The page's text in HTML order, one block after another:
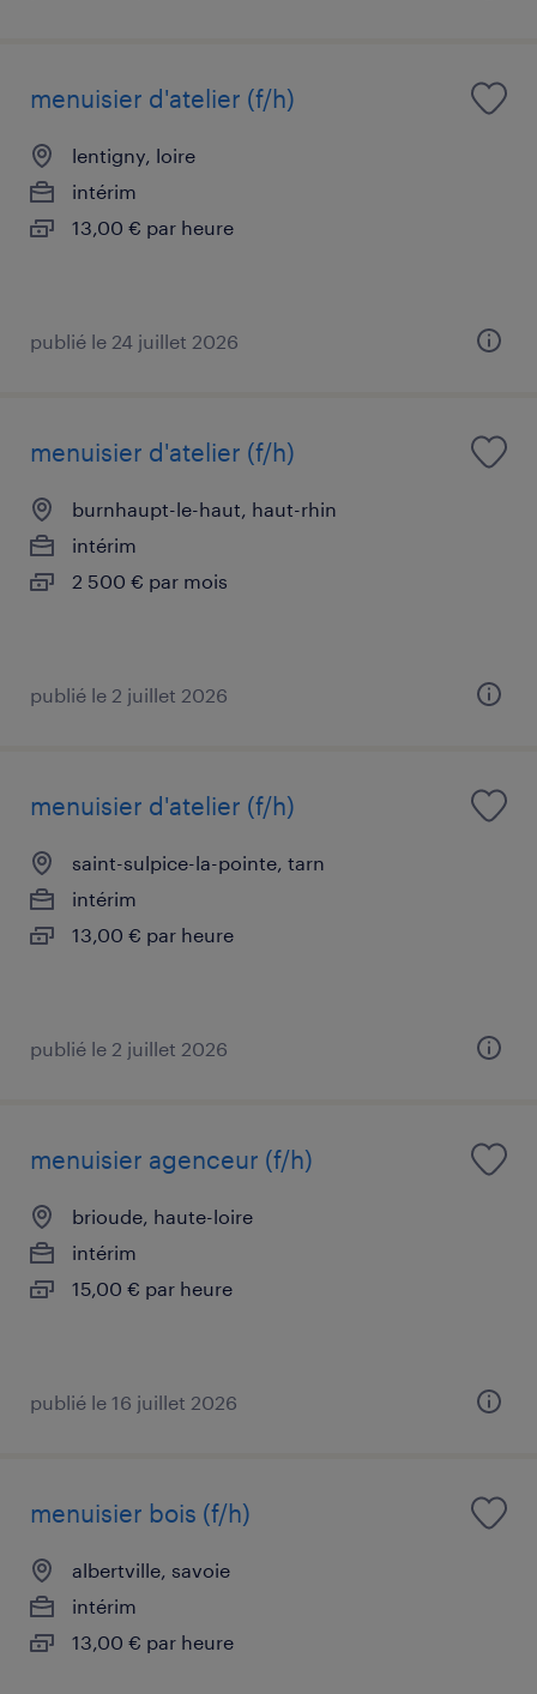
menuisier d'atelier (f/h)
lentigny, loire
intérim
13,00 € par heure
publié le 24 juillet 2026
menuisier d'atelier (f/h)
burnhaupt-le-haut, haut-rhin
intérim
2 500 € par mois
publié le 2 juillet 2026
menuisier d'atelier (f/h)
saint-sulpice-la-pointe, tarn
intérim
13,00 € par heure
publié le 2 juillet 2026
menuisier agenceur (f/h)
brioude, haute-loire
intérim
15,00 € par heure
publié le 16 juillet 2026
menuisier bois (f/h)
albertville, savoie
intérim
13,00 € par heure